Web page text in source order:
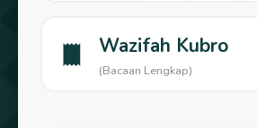
Wazifah Kubro
(Bacaan Lengkap)